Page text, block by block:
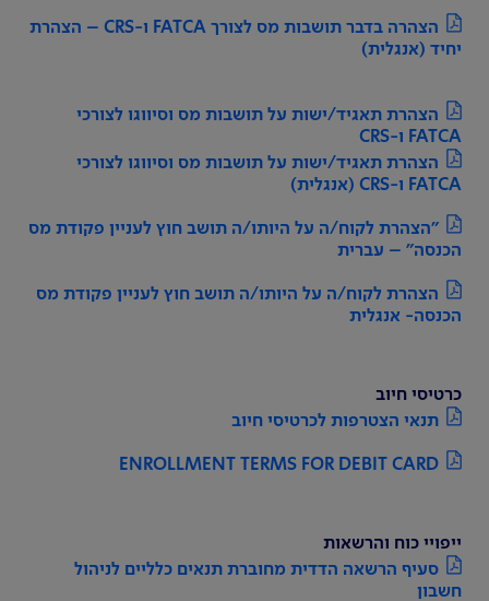
הצהרה בדבר תושבות מס לצורך FATCA ו-CRS – הצהרת
יחיד (אנגלית)
הצהרת תאגיד/ישות על תושבות מס וסיווגו לצורכי
FATCA ו-CRS
הצהרת תאגיד/ישות על תושבות מס וסיווגו לצורכי
FATCA ו-CRS (אנגלית)
"הצהרת לקוח/ה על היותו/ה תושב חוץ לעניין פקודת מס
הכנסה" – עברית
הצהרת לקוח/ה על היותו/ה תושב חוץ לעניין פקודת מס
הכנסה- אנגלית
כרטיסי חיוב
תנאי הצטרפות לכרטיסי חיוב
ENROLLMENT TERMS FOR DEBIT CARD
ייפויי כוח והרשאות
סעיף הרשאה הדדית מחוברת תנאים כלליים לניהול
חשבון